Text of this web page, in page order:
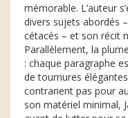
mémorable. L’auteur
divers sujets abordés
cétacés – et son récit
Parallèlement, la
: chaque paragraphe
de tournures
contrarient pas pour
son matériel minimal,